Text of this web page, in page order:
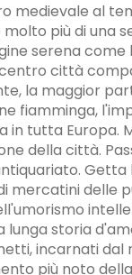
medievale al
più di una
serena come
città
la maggior
fiamminga,
in tutta
della città.
mercatini delle
lunga storia
incarnati dal
più noto